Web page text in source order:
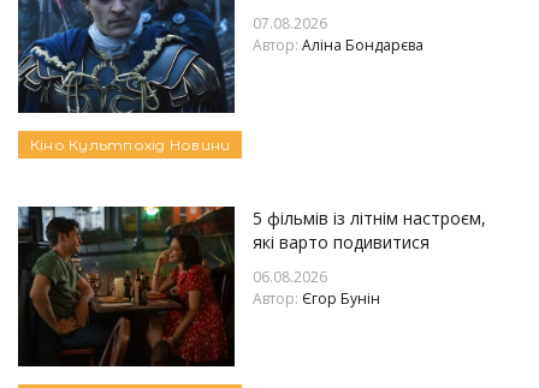
07.08.2026
Автор: Аліна Бондарєва
Кіно Культпохід Новини
5 фільмів із літнім настроєм,
які варто подивитися
06.08.2026
Автор: Єгор Бунін